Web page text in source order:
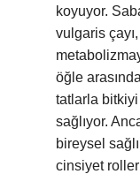
koyuyor.
vulgaris
öğle
tatlarla
sağlıyor.
bireysel
cinsiyet